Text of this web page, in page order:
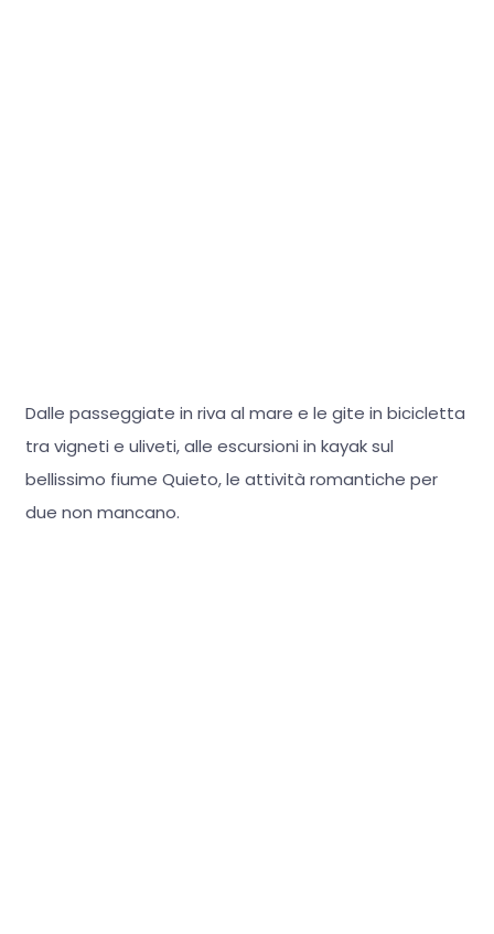
Dalle passeggiate in riva al mare e le gite in bicicletta
tra vigneti e uliveti, alle escursioni in kayak sul
bellissimo fiume Quieto, le attività romantiche per
due non mancano.